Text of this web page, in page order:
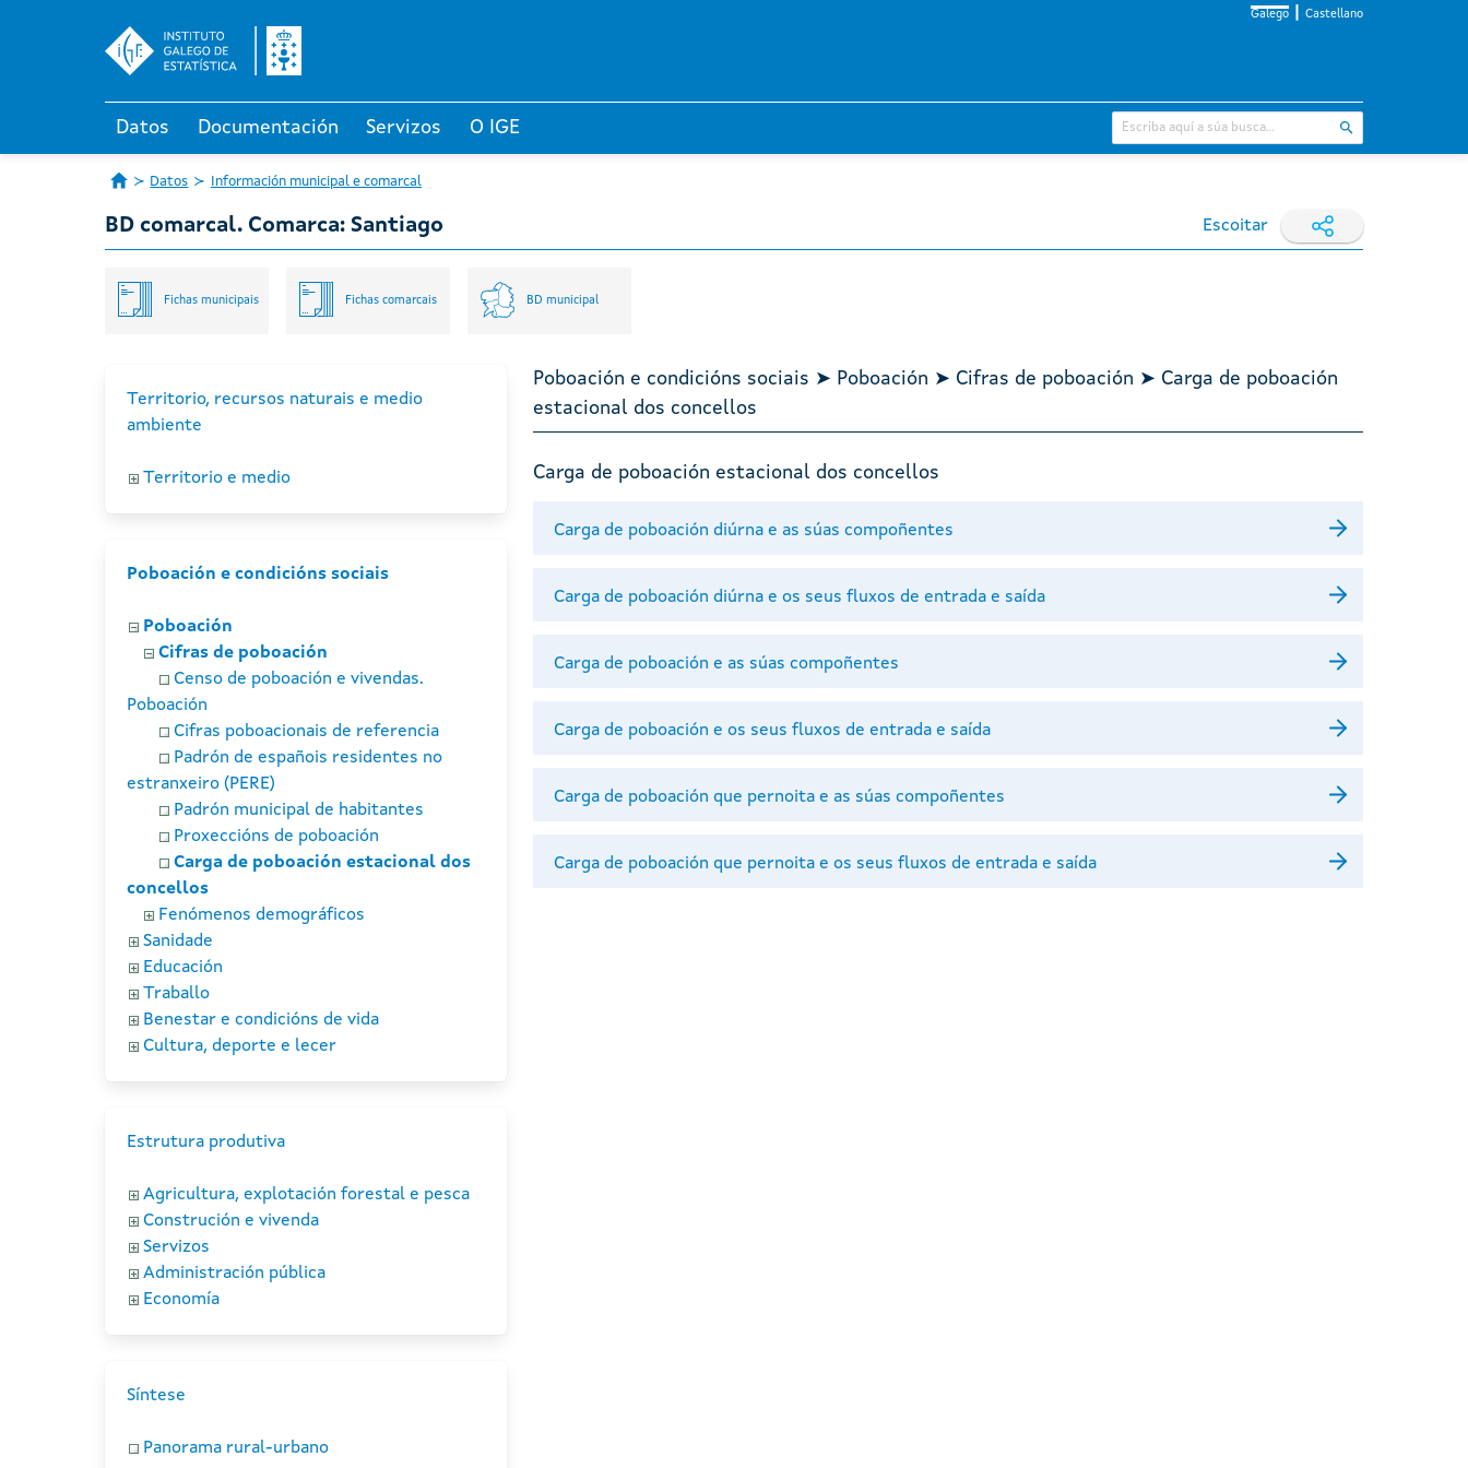
Galego Castellano
Datos Documentación Servizos O IGE
Datos Información municipal e comarcal
BD comarcal. Comarca: Santiago Escoitar
Fichas municipais Fichas comarcais BD municipal
Territorio, recursos naturais e medio
ambiente
Territorio e medio
Poboación e condicións sociais
Poboación
Cifras de poboación
Censo de poboación e vivendas.
Poboación
Cifras poboacionais de referencia
Padrón de españois residentes no
estranxeiro (PERE)
Padrón municipal de habitantes
Proxeccións de poboación
Carga de poboación estacional dos
concellos
Fenómenos demográficos
Sanidade
Educación
Traballo
Benestar e condicións de vida
Cultura, deporte e lecer
Estrutura produtiva
Agricultura, explotación forestal e pesca
Construción e vivenda
Servizos
Administración pública
Economía
Síntese
Panorama rural-urbano
Poboación e condicións sociais ➤ Poboación ➤ Cifras de poboación ➤ Carga de poboación
estacional dos concellos
Carga de poboación estacional dos concellos
Carga de poboación diúrna e as súas compoñentes
Carga de poboación diúrna e os seus fluxos de entrada e saída
Carga de poboación e as súas compoñentes
Carga de poboación e os seus fluxos de entrada e saída
Carga de poboación que pernoita e as súas compoñentes
Carga de poboación que pernoita e os seus fluxos de entrada e saída